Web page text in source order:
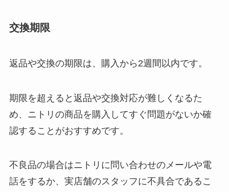
交換期限
返品や交換の期限は、購入から2週間以内です。
期限を超えると返品や交換対応が難しくなるた
め、ニトリの商品を購入してすぐ問題がないか確
認することがおすすめです。
不良品の場合はニトリに問い合わせのメールや電
話をするか、実店舗のスタッフに不具合であるこ